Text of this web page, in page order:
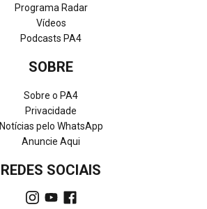
Programa Radar
Vídeos
Podcasts PA4
SOBRE
Sobre o PA4
Privacidade
Notícias pelo WhatsApp
Anuncie Aqui
REDES SOCIAIS